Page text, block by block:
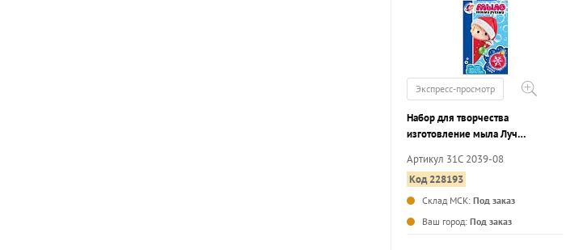
Экспресс-просмотр
Набор для творчества
изготовление мыла Луч
Артикул 31С 2039-08
Код 228193
Склад МСК:Под заказ
Ваш город:Под заказ